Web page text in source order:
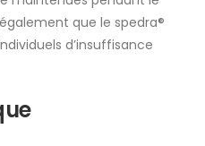
que le spedra®
d’insuffisance